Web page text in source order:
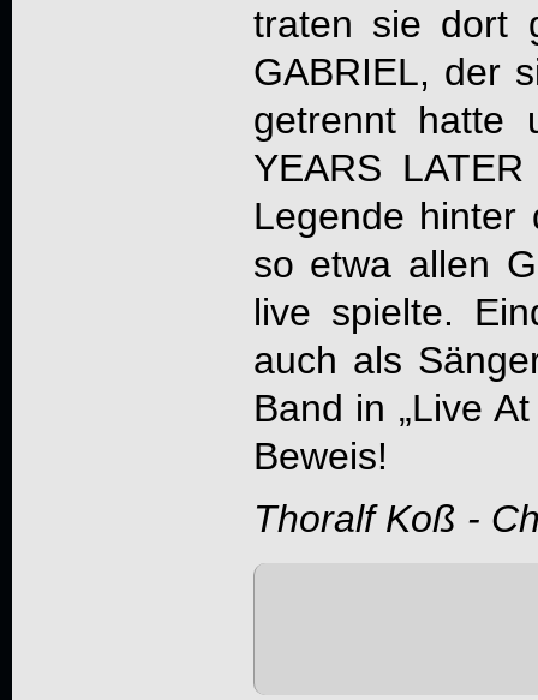
traten sie dort
GABRIEL, der
getrennt hatte
YEARS
Legende hinter
so etwa allen
live spielte.
auch als
Band in „Live
Beweis!
Thoralf Koß -